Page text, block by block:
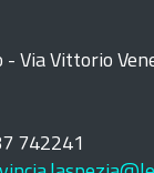
- Via Vittorio
742241